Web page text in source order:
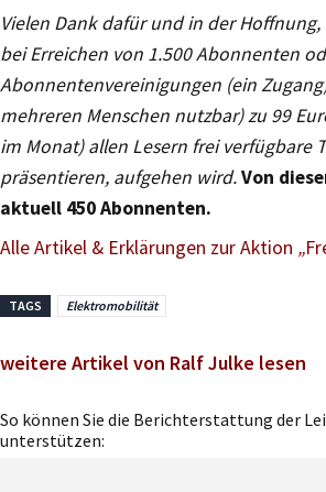
Vielen Dank dafür und in der Hoffnung,
bei Erreichen von 1.500 Abonnenten
Abonnentenvereinigungen (ein
mehreren Menschen nutzbar) zu 99
im Monat) allen Lesern frei verfügbare
präsentieren, aufgehen wird.Von
aktuell 450 Abonnenten.
Alle Artikel & Erklärungen zur Aktion „
TAGS Elektromobilität
weitere Artikel von Ralf Julke lesen
So können Sie die Berichterstattung der
unterstützen: